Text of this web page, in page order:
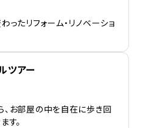
たリフォーム・リノベーショ
ツアー
お部屋の中を自在に歩き回
す。